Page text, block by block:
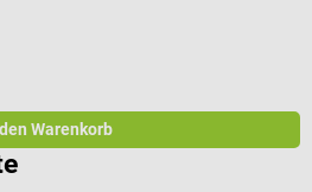
Warenkorb